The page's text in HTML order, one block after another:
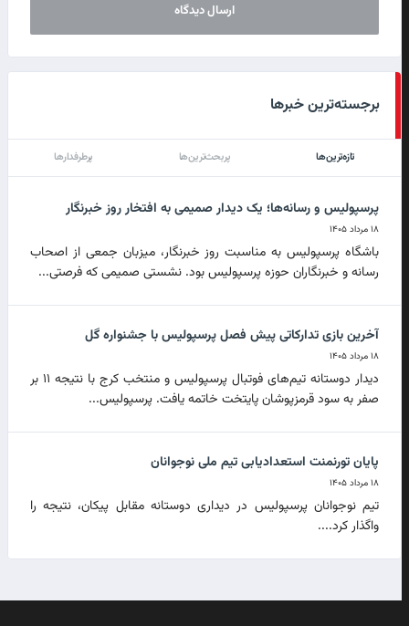
برجسته‌ترین خبرها
تازه‌ترین‌ها پربحث‌ترین‌ها پرطرفدارها
پرسپولیس و رسانه‌ها؛ یک دیدار صمیمی به افتخار روز خبرنگار
۱۸ مرداد ۱۴۰۵
باشگاه پرسپولیس به مناسبت روز خبرنگار، میزبان جمعی از اصحاب
رسانه و خبرنگاران حوزه پرسپولیس بود. نشستی صمیمی که فرصتی...
آخرین بازی تدارکاتی پیش فصل پرسپولیس با جشنواره گل
۱۸ مرداد ۱۴۰۵
دیدار دوستانه تیم‌های فوتبال پرسپولیس و منتخب کرج با نتیجه ۱۱ بر
صفر به سود قرمزپوشان پایتخت خاتمه یافت. پرسپولیس...
پایان تورنمنت استعدادیابی تیم ملی نوجوانان
۱۸ مرداد ۱۴۰۵
تیم نوجوانان پرسپولیس در دیداری دوستانه مقابل پیکان، نتیجه را
واگذار کرد....